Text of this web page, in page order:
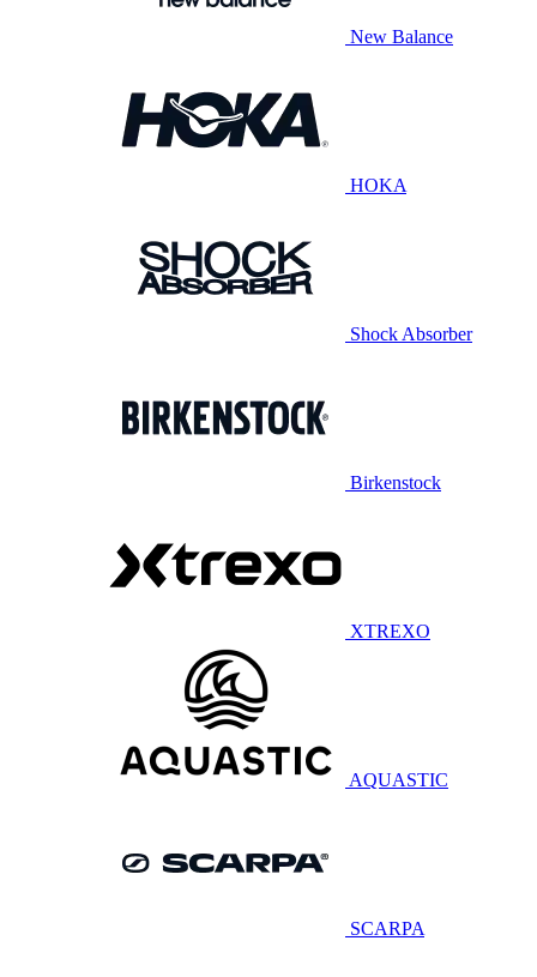
New Balance
HOKA
Shock Absorber
Birkenstock
XTREXO
AQUASTIC
SCARPA